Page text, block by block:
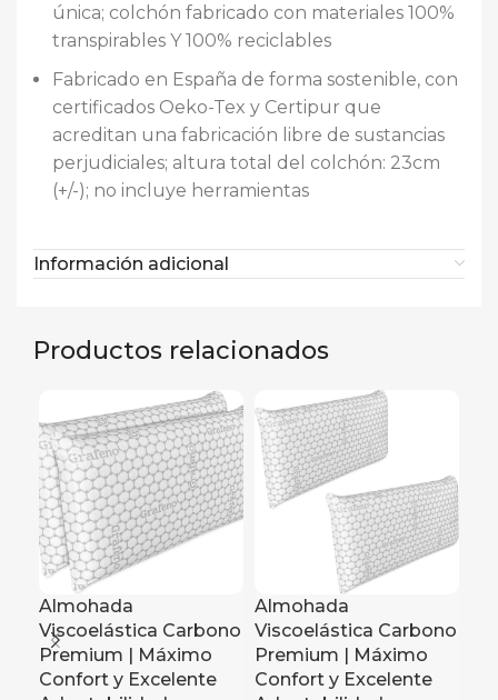
única; colchón fabricado con materiales 100%
transpirables Y 100% reciclables
Fabricado en España de forma sostenible, con
certificados Oeko-Tex y Certipur que
acreditan una fabricación libre de sustancias
perjudiciales; altura total del colchón: 23cm
(+/-); no incluye herramientas
Información adicional
Productos relacionados
Almohada
Viscoelástica Carbono
Premium | Máximo
Confort y Excelente
Almohada
Viscoelástica Carbono
Premium | Máximo
Confort y Excelente